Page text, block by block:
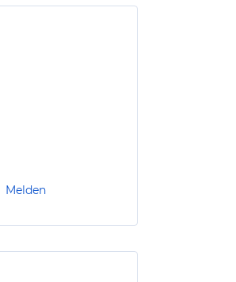
Melden